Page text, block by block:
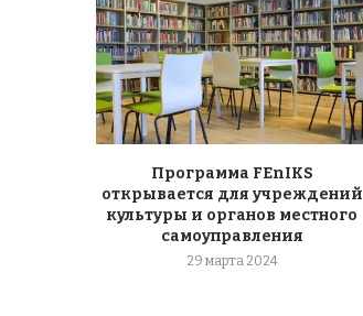
Программа FEnIKS
открывается для учреждений
культуры и органов местного
самоуправления
29 марта 2024